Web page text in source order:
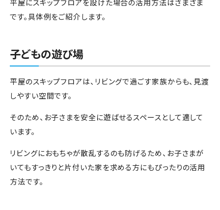
平屋にスキップフロアを設けた場合の活用方法はさまざま
です。具体例をご紹介します。
子どもの遊び場
平屋のスキップフロアは、リビングで過ごす家族からも、見渡
しやすい空間です。
そのため、お子さまを安全に遊ばせるスペースとして適して
います。
リビングにおもちゃが散乱するのも防げるため、お子さまが
いてもすっきりと片付いた家を求める方にもぴったりの活用
方法です。